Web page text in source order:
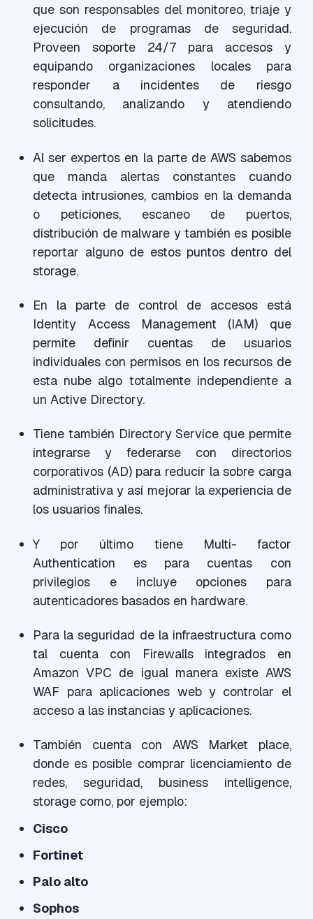
que son responsables del monitoreo, triaje y
ejecución de programas de seguridad.
Proveen soporte 24/7 para accesos y
equipando organizaciones locales para
responder a incidentes de riesgo
consultando, analizando y atendiendo
solicitudes.
Al ser expertos en la parte de AWS sabemos
que manda alertas constantes cuando
detecta intrusiones, cambios en la demanda
o peticiones, escaneo de puertos,
distribución de malware y también es posible
reportar alguno de estos puntos dentro del
storage.
En la parte de control de accesos está
Identity Access Management (IAM) que
permite definir cuentas de usuarios
individuales con permisos en los recursos de
esta nube algo totalmente independiente a
un Active Directory.
Tiene también Directory Service que permite
integrarse y federarse con directorios
corporativos (AD) para reducir la sobre carga
administrativa y así mejorar la experiencia de
los usuarios finales.
Y por último tiene Multi- factor
Authentication es para cuentas con
privilegios e incluye opciones para
autenticadores basados en hardware.
Para la seguridad de la infraestructura como
tal cuenta con Firewalls integrados en
Amazon VPC de igual manera existe AWS
WAF para aplicaciones web y controlar el
acceso a las instancias y aplicaciones.
También cuenta con AWS Market place,
donde es posible comprar licenciamiento de
redes, seguridad, business intelligence,
storage como, por ejemplo:
Cisco
Fortinet
Palo alto
Sophos